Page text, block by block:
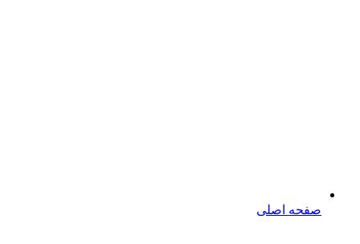
صفحه اصلی